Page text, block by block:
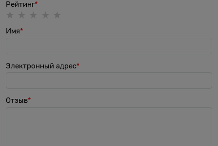
Рейтинг
Имя
Электронный адрес
Отзыв